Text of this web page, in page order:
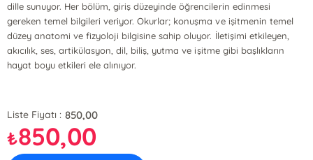
dille sunuyor. Her bölüm, giriş düzeyinde öğrencilerin edinmesi
gereken temel bilgileri veriyor. Okurlar; konuşma ve işitmenin temel
düzey anatomi ve fizyoloji bilgisine sahip oluyor. İletişimi etkileyen,
akıcılık, ses, artikülasyon, dil, biliş, yutma ve işitme gibi başlıkların
hayat boyu etkileri ele alınıyor.
Liste Fiyatı : 850,00
₺850,00